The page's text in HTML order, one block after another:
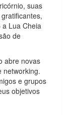
suas
Lua Cheia
de
abre novas
networking.
e grupos
objetivos